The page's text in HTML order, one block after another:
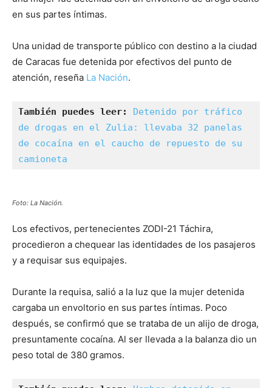
en sus partes íntimas.
Una unidad de transporte público con destino a la ciudad
de Caracas fue detenida por efectivos del punto de
atención, reseña La Nación.
También puedes leer:
Detenido por tráfico
de drogas en el Zulia: llevaba 32 panelas
de cocaína en el caucho de repuesto de su
camioneta
Foto: La Nación.
Los efectivos, pertenecientes ZODI-21 Táchira,
procedieron a chequear las identidades de los pasajeros
y a requisar sus equipajes.
Durante la requisa, salió a la luz que la mujer detenida
cargaba un envoltorio en sus partes íntimas. Poco
después, se confirmó que se trataba de un alijo de droga,
presuntamente cocaína. Al ser llevada a la balanza dio un
peso total de 380 gramos.